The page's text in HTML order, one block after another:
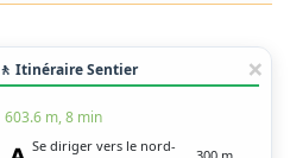
🚶 Itinéraire Sentier
603.6 m, 8 min
Se diriger vers le nord-